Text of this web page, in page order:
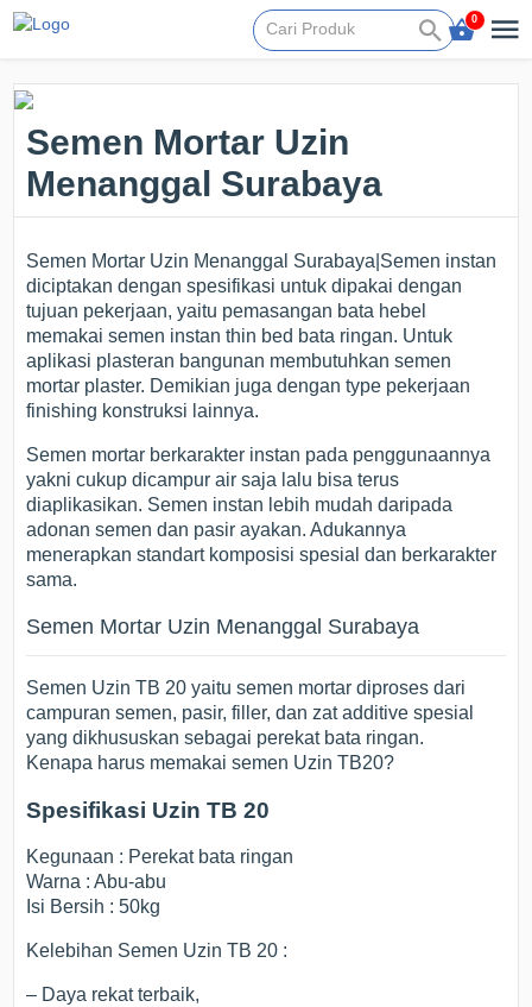
0
Semen Mortar Uzin
Menanggal Surabaya
Semen Mortar Uzin Menanggal Surabaya|Semen instan
diciptakan dengan spesifikasi untuk dipakai dengan
tujuan pekerjaan, yaitu pemasangan bata hebel
memakai semen instan thin bed bata ringan. Untuk
aplikasi plasteran bangunan membutuhkan semen
mortar plaster. Demikian juga dengan type pekerjaan
finishing konstruksi lainnya.
Semen mortar berkarakter instan pada penggunaannya
yakni cukup dicampur air saja lalu bisa terus
diaplikasikan. Semen instan lebih mudah daripada
adonan semen dan pasir ayakan. Adukannya
menerapkan standart komposisi spesial dan berkarakter
sama.
Semen Mortar Uzin Menanggal Surabaya
Semen Uzin TB 20 yaitu semen mortar diproses dari
campuran semen, pasir, filler, dan zat additive spesial
yang dikhususkan sebagai perekat bata ringan.
Kenapa harus memakai semen Uzin TB20?
Spesifikasi Uzin TB 20
Kegunaan : Perekat bata ringan
Warna : Abu-abu
Isi Bersih : 50kg
Kelebihan Semen Uzin TB 20 :
– Daya rekat terbaik,